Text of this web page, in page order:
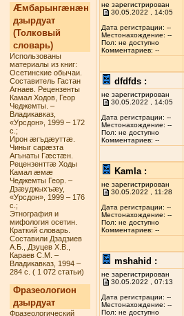
Æмбарынгæнæн
дзырдуат
(Толковый
словарь)
Использованы
материалы из книг:
Осетинские обычаи.
Составитель Гастан
Агнаев. Рецензенты
Камал Ходов, Геор
Чеджемты. –
Владикавказ,
«Урсдон», 1999 – 172
с.;
Ирон æгъдæуттæ.
Чиныг сарæзта
Агънаты Гæстæн.
Рецензенттæ Ходы
Камал æмæ
Чеджемты Геор. –
Дзæуджыхъæу,
«Урсдон», 1999 – 176
с.;
Этнография и
мифология осетин.
Краткий словарь.
Составили Дзадзиев
А.Б., Дзуцев Х.В.,
Караев С.М. –
Владикавказ, 1994 –
284 с. ( 1 072 статьи)
Фразеологион
дзырдуат
Фразеологический
не зарегистрирован
30.05.2022 , 14:05
Дата регистрации: --
Местонахождение: --
Пол: не доступно
Комментариев: --
dfdfds :
не зарегистрирован
30.05.2022 , 14:05
Дата регистрации: --
Местонахождение: --
Пол: не доступно
Комментариев: --
Kamla :
не зарегистрирован
30.05.2022 , 11:28
Дата регистрации: --
Местонахождение: --
Пол: не доступно
Комментариев: --
mshahid :
не зарегистрирован
30.05.2022 , 07:13
Дата регистрации: --
Местонахождение: --
Пол: не доступно